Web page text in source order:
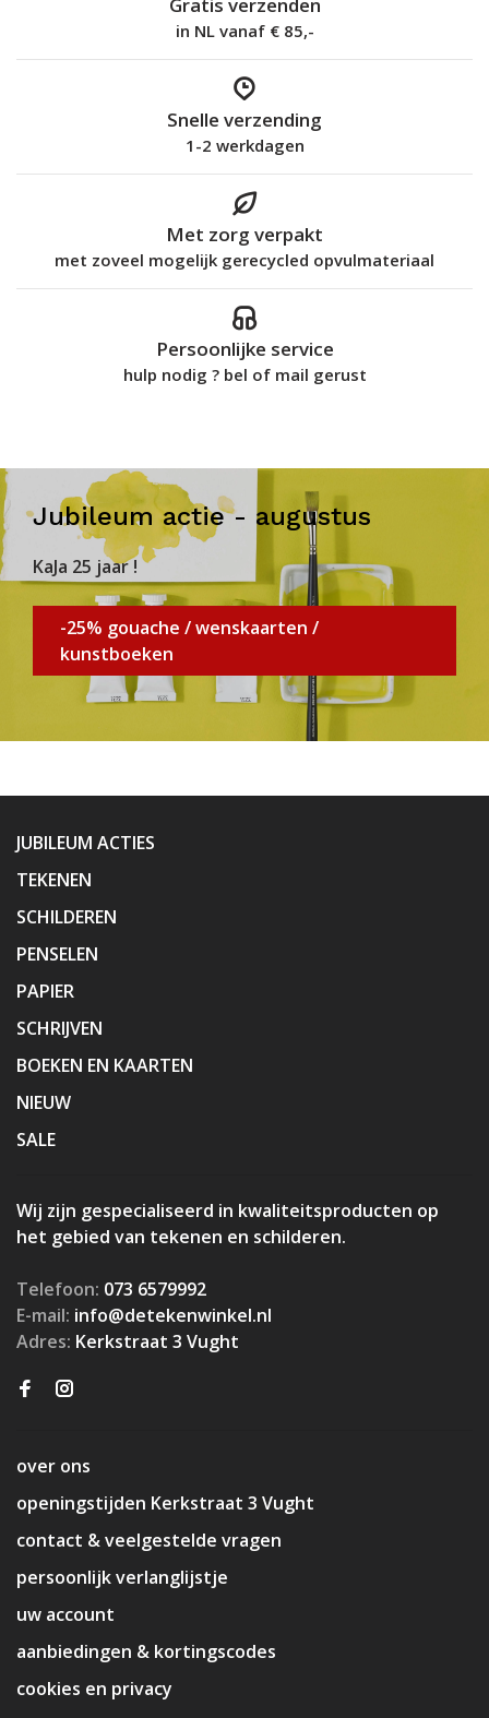
in NL vanaf € 85,-
Snelle verzending
1-2 werkdagen
Met zorg verpakt
met zoveel mogelijk gerecycled opvulmateriaal
Persoonlijke service
hulp nodig ? bel of mail gerust
Jubileum actie - augustus
KaJa 25 jaar !
-25% gouache / wenskaarten /
kunstboeken
JUBILEUM ACTIES
TEKENEN
SCHILDEREN
PENSELEN
PAPIER
SCHRIJVEN
BOEKEN EN KAARTEN
NIEUW
SALE
Wij zijn gespecialiseerd in kwaliteitsproducten op
het gebied van tekenen en schilderen.
Telefoon: 073 6579992
E-mail: info@detekenwinkel.nl
Adres: Kerkstraat 3 Vught
over ons
openingstijden Kerkstraat 3 Vught
contact & veelgestelde vragen
persoonlijk verlanglijstje
uw account
aanbiedingen & kortingscodes
cookies en privacy